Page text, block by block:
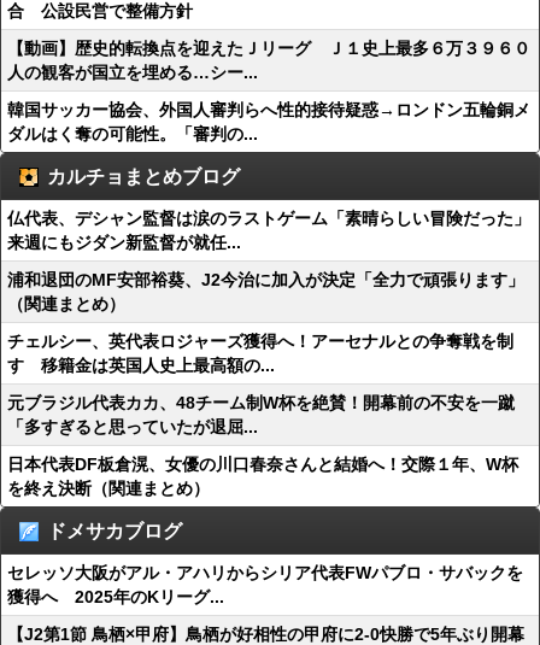
合 公設民営で整備方針
【動画】歴史的転換点を迎えたＪリーグ Ｊ１史上最多６万３９６０
人の観客が国立を埋める…シー...
韓国サッカー協会、外国人審判らへ性的接待疑惑→ロンドン五輪銅メ
ダルはく奪の可能性。「審判の...
カルチョまとめブログ
仏代表、デシャン監督は涙のラストゲーム「素晴らしい冒険だった」
来週にもジダン新監督が就任...
浦和退団のMF安部裕葵、J2今治に加入が決定「全力で頑張ります」
（関連まとめ）
チェルシー、英代表ロジャーズ獲得へ！アーセナルとの争奪戦を制
す 移籍金は英国人史上最高額の...
元ブラジル代表カカ、48チーム制W杯を絶賛！開幕前の不安を一蹴
「多すぎると思っていたが退屈...
日本代表DF板倉滉、女優の川口春奈さんと結婚へ！交際１年、W杯
を終え決断（関連まとめ）
ドメサカブログ
セレッソ大阪がアル・アハリからシリア代表FWパブロ・サバックを
獲得へ 2025年のKリーグ...
【J2第1節 鳥栖×甲府】鳥栖が好相性の甲府に2-0快勝で5年ぶり開幕